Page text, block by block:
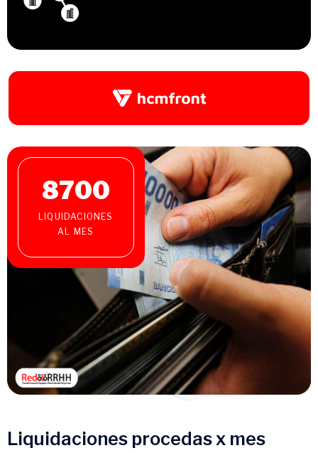
8700
LIQUIDACIONES
AL MES
Liquidaciones procedas x mes